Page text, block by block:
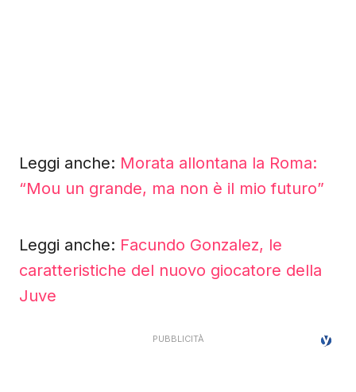
Leggi anche: Morata allontana la Roma:
“Mou un grande, ma non è il mio futuro”
Leggi anche: Facundo Gonzalez, le
caratteristiche del nuovo giocatore della
Juve